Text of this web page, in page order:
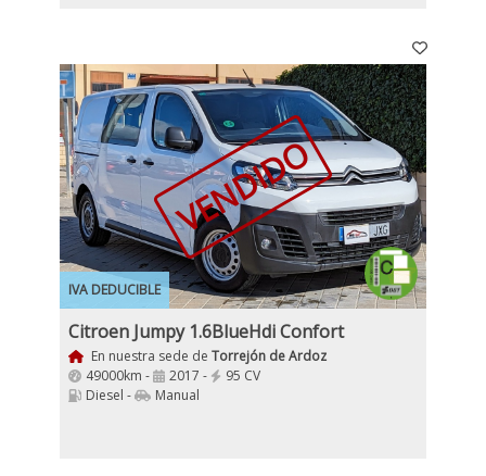
IVA DEDUCIBLE
VENDIDO
Citroen Jumpy 1.6BlueHdi Confort
En nuestra sede de Torrejón de Ardoz
49000km -
2017 -
95 CV
Diesel -
Manual